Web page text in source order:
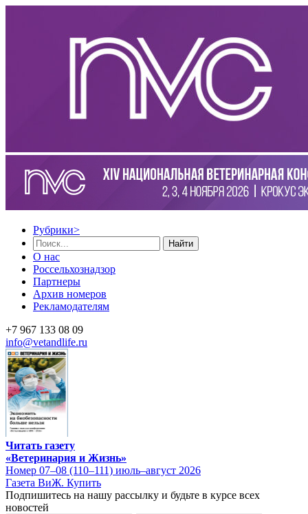
Рубрики>
Найти
О нас
Россельхознадзор
Партнеры
Архив номеров
Рекламодателям
+7 967 133 08 09
info@vetandlife.ru
Читать газету
«Ветеринария и Жизнь»
Номер 07–08 (110–111) июль–август 2026
Газета ВиЖ. Купить
Подпишитесь на нашу рассылку и будьте в курсе всех
новостей